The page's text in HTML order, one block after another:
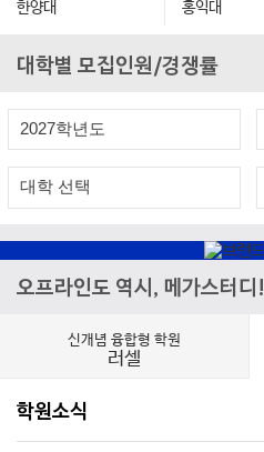
한양대
홍익대
대학별 모집인원/경쟁률
오프라인도 역시, 메가스터디!
신개념 융합형 학원
러셀
학원소식